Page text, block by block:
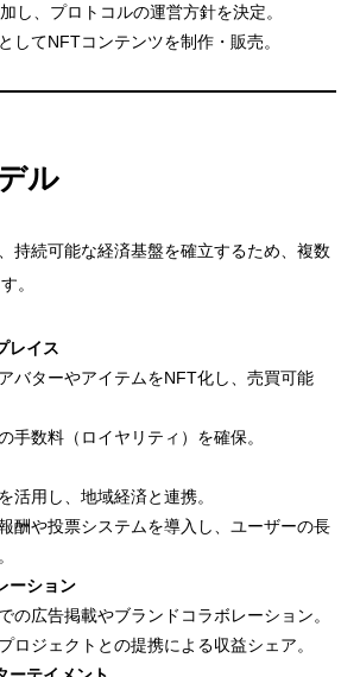
し、プロトコルの運営方針を決定。
してNFTコンテンツを制作・販売。
ル
持続可能な経済基盤を確立するため、複数
。
レイス
バターやアイテムをNFT化し、売買可能
手数料（ロイヤリティ）を確保。
活用し、地域経済と連携。
酬や投票システムを導入し、ユーザーの長
ーション
の広告掲載やブランドコラボレーション。
ロジェクトとの提携による収益シェア。